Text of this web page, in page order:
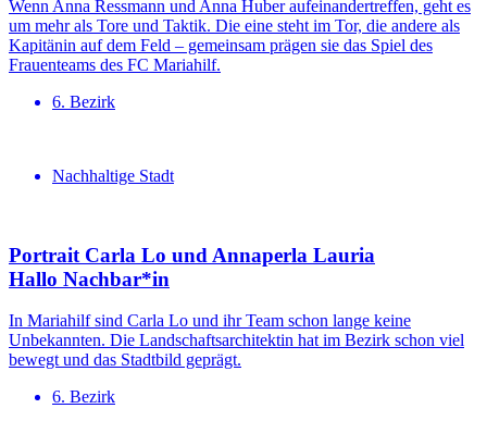
Wenn Anna Ressmann und Anna Huber aufeinandertreffen, geht es
um mehr als Tore und Taktik. Die eine steht im Tor, die andere als
Kapitänin auf dem Feld – gemeinsam prägen sie das Spiel des
Frauenteams des FC Mariahilf.
6. Bezirk
Nachhaltige Stadt
Portrait Carla Lo und Annaperla Lauria
Hallo Nachbar*in
In Mariahilf sind Carla Lo und ihr Team schon lange keine
Unbekannten. Die Landschaftsarchitektin hat im Bezirk schon viel
bewegt und das Stadtbild geprägt.
6. Bezirk